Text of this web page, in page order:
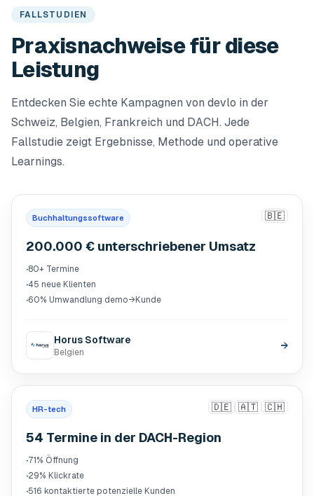
FALLSTUDIEN
Praxisnachweise für diese
Leistung
Entdecken Sie echte Kampagnen von devlo in der
Schweiz, Belgien, Frankreich und DACH. Jede
Fallstudie zeigt Ergebnisse, Methode und operative
Learnings.
Buchhaltungssoftware 🇧🇪
200.000 € unterschriebener Umsatz
·80+ Termine
·45 neue Klienten
·60% Umwandlung demo→Kunde
Horus Software
Belgien
→
HR-tech 🇩🇪 🇦🇹 🇨🇭
54 Termine in der DACH-Region
·71% Öffnung
·29% Klickrate
·516 kontaktierte potenzielle Kunden